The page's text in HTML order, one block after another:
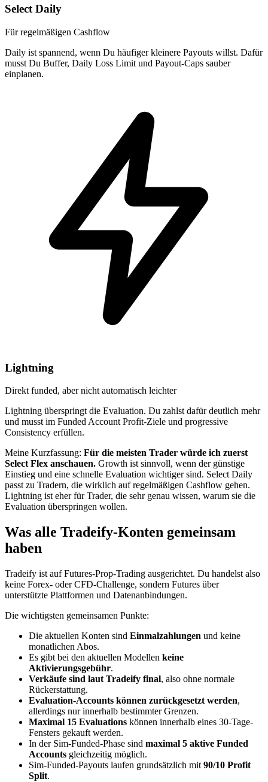
Select Daily
Für regelmäßigen Cashflow
Daily ist spannend, wenn Du häufiger kleinere Payouts willst. Dafür
musst Du Buffer, Daily Loss Limit und Payout-Caps sauber
einplanen.
Lightning
Direkt funded, aber nicht automatisch leichter
Lightning überspringt die Evaluation. Du zahlst dafür deutlich mehr
und musst im Funded Account Profit-Ziele und progressive
Consistency erfüllen.
Meine Kurzfassung: Für die meisten Trader würde ich zuerst
Select Flex anschauen. Growth ist sinnvoll, wenn der günstige
Einstieg und eine schnelle Evaluation wichtiger sind. Select Daily
passt zu Tradern, die wirklich auf regelmäßigen Cashflow gehen.
Lightning ist eher für Trader, die sehr genau wissen, warum sie die
Evaluation überspringen wollen.
Was alle Tradeify-Konten gemeinsam
haben
Tradeify ist auf Futures-Prop-Trading ausgerichtet. Du handelst also
keine Forex- oder CFD-Challenge, sondern Futures über
unterstützte Plattformen und Datenanbindungen.
Die wichtigsten gemeinsamen Punkte:
Die aktuellen Konten sind Einmalzahlungen und keine
monatlichen Abos.
Es gibt bei den aktuellen Modellen keine
Aktivierungsgebühr.
Verkäufe sind laut Tradeify final, also ohne normale
Rückerstattung.
Evaluation-Accounts können zurückgesetzt werden,
allerdings nur innerhalb bestimmter Grenzen.
Maximal 15 Evaluations können innerhalb eines 30-Tage-
Fensters gekauft werden.
In der Sim-Funded-Phase sind maximal 5 aktive Funded
Accounts gleichzeitig möglich.
Sim-Funded-Payouts laufen grundsätzlich mit 90/10 Profit
Split.